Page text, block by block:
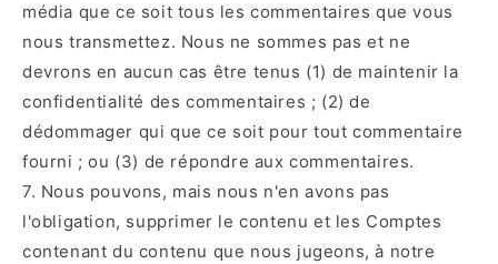
média que ce soit tous les commentaires que vous
nous transmettez. Nous ne sommes pas et ne
devrons en aucun cas être tenus (1) de maintenir la
confidentialité des commentaires ; (2) de
dédommager qui que ce soit pour tout commentaire
fourni ; ou (3) de répondre aux commentaires.
7. Nous pouvons, mais nous n'en avons pas
l'obligation, supprimer le contenu et les Comptes
contenant du contenu que nous jugeons, à notre